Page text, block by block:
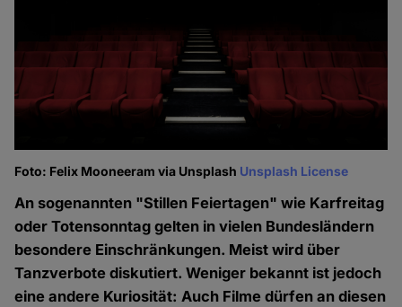
Foto: Felix Mooneeram via Unsplash Unsplash License
An sogenannten "Stillen Feiertagen" wie Karfreitag
oder Totensonntag gelten in vielen Bundesländern
besondere Einschränkungen. Meist wird über
Tanzverbote diskutiert. Weniger bekannt ist jedoch
eine andere Kuriosität: Auch Filme dürfen an diesen